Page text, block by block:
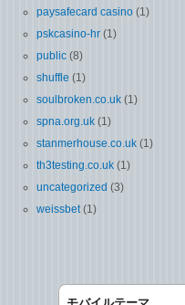
paysafecard casino (1)
pskcasino-hr (1)
public (8)
shuffle (1)
soulbroken.co.uk (1)
spna.org.uk (1)
stanmerhouse.co.uk (1)
th3testing.co.uk (1)
uncategorized (3)
weissbet(1)